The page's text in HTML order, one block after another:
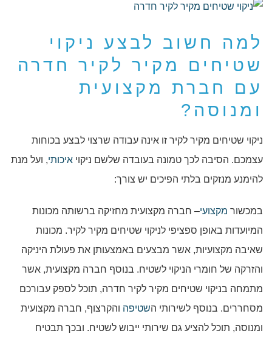
למה חשוב לבצע ניקוי
שטיחים מקיר לקיר חדרה
עם חברת מקצועית
ומנוסה?
ניקוי שטיחים מקיר לקיר זו אינה עבודה שרצוי לבצע בכוחות
עצמכם. הסיבה לכך טמונה בעובדה שלשם ניקוי איכותי, ועל מנת
להימנע מנזקים בלתי הפיכים יש צורך:
במכשור מקצועי– חברה מקצועית מחזיקה ברשותה מכונות
המיועדות באופן ספציפי לניקוי שטיחים מקיר לקיר. מכונות
שאיבה מקצועיות, אשר מבצעים באמצעותן את פעולת היניקה
והזרקה של חומרי הניקוי לשטיח. בנוסף חברה מקצועית, אשר
מתמחה בניקוי שטיחים מקיר לקיר חדרה, תוכל לספק עבורכם
מסחררים. בנוסף לשירותי השטיפה והקרצוף, חברה מקצועית
ומנוסה, תוכל להציע גם שירותי ייבוש לשטיח. ובכך תבטיח